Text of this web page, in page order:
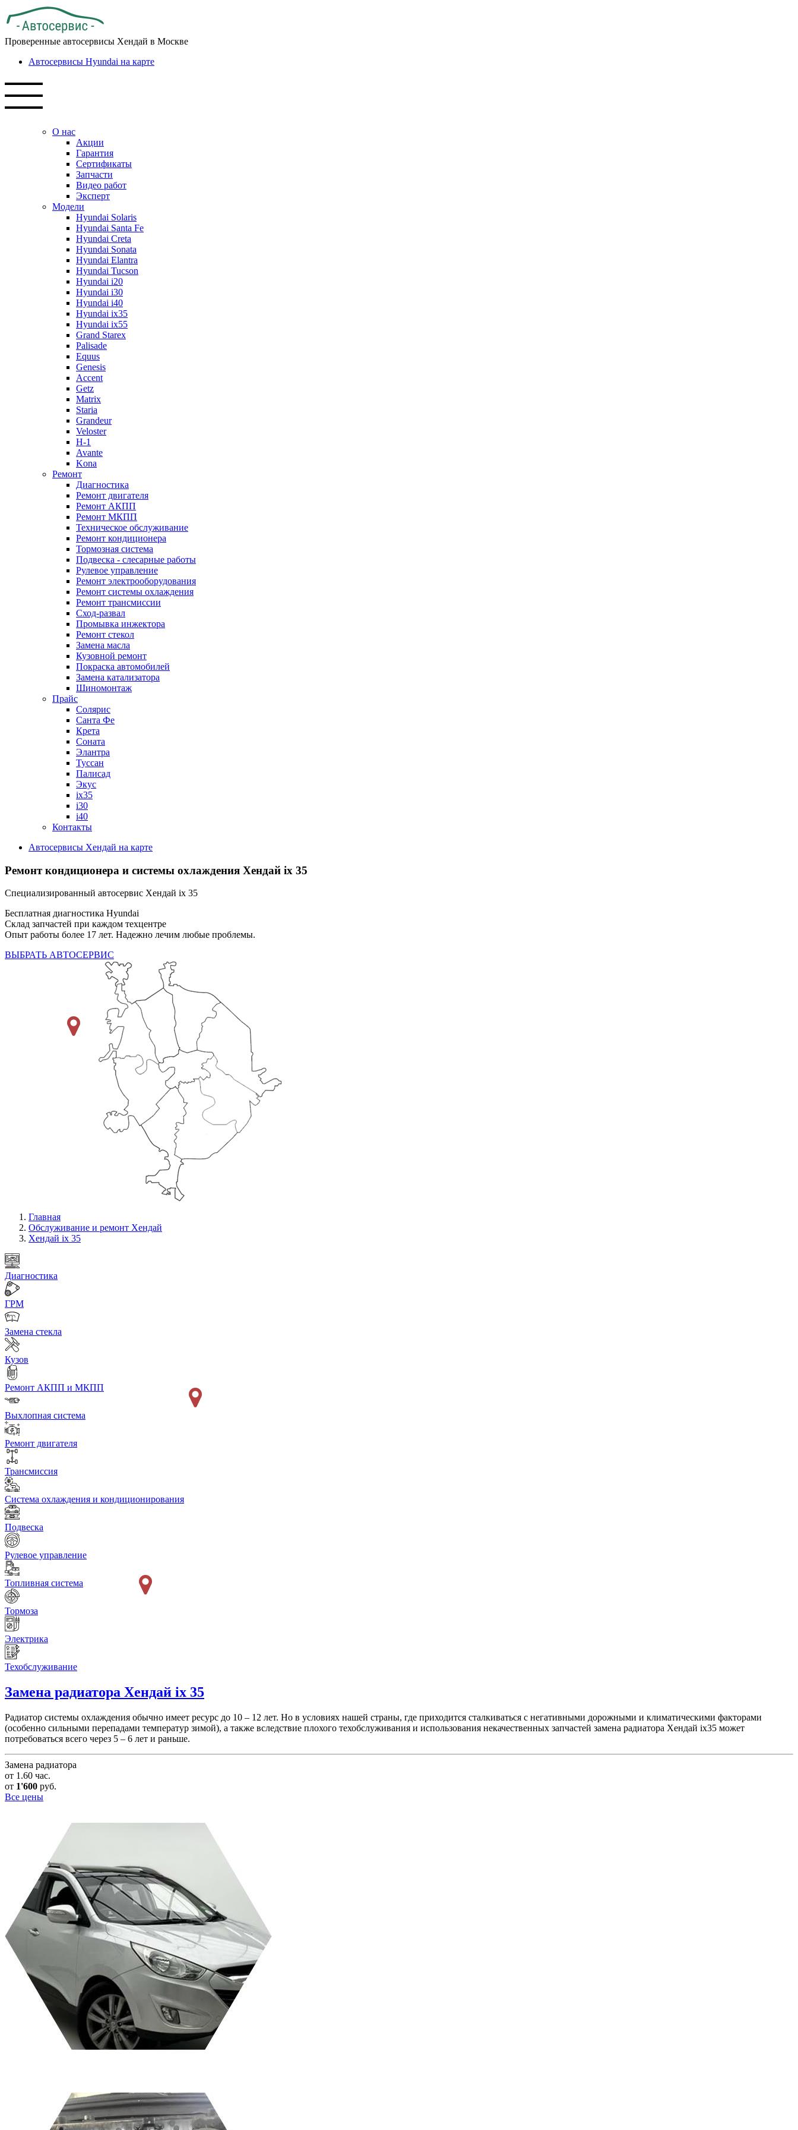
Проверенные автосервисы Хендай в Москве
Автосервисы Hyundai на карте
О нас
Акции
Гарантия
Сертификаты
Запчасти
Видео работ
Эксперт
Модели
Hyundai Solaris
Hyundai Santa Fe
Hyundai Creta
Hyundai Sonata
Hyundai Elantra
Hyundai Tucson
Hyundai i20
Hyundai i30
Hyundai i40
Hyundai ix35
Hyundai ix55
Grand Starex
Palisade
Equus
Genesis
Accent
Getz
Matrix
Staria
Grandeur
Veloster
H-1
Avante
Kona
Ремонт
Диагностика
Ремонт двигателя
Ремонт АКПП
Ремонт МКПП
Техническое обслуживание
Ремонт кондиционера
Тормозная система
Подвеска - слесарные работы
Рулевое управление
Ремонт электрооборудования
Ремонт системы охлаждения
Ремонт трансмиссии
Сход-развал
Промывка инжектора
Ремонт стекол
Замена масла
Кузовной ремонт
Покраска автомобилей
Замена катализатора
Шиномонтаж
Прайс
Солярис
Санта Фе
Крета
Соната
Элантра
Туссан
Палисад
Экус
ix35
i30
i40
Контакты
Автосервисы Хендай на карте
Ремонт кондиционера и системы охлаждения Хендай ix 35
Специализированный автосервис Хендай ix 35
Бесплатная диагностика Hyundai
Склад запчастей при каждом техцентре
Опыт работы более 17 лет. Надежно лечим любые проблемы.
ВЫБРАТЬ АВТОСЕРВИС
Главная
Обслуживание и ремонт Хендай
Хендай ix 35
Диагностика
ГРМ
Замена стекла
Кузов
Ремонт АКПП и МКПП
Выхлопная система
Ремонт двигателя
Трансмиссия
Система охлаждения и кондиционирования
Подвеска
Рулевое управление
Топливная система
Тормоза
Электрика
Техобслуживание
Замена радиатора Хендай ix 35
Радиатор системы охлаждения обычно имеет ресурс до 10 – 12 лет. Но в условиях нашей страны, где приходится сталкиваться с негативными дорожными и климатическими факторами
(особенно сильными перепадами температур зимой), а также вследствие плохого техобслуживания и использования некачественных запчастей замена радиатора Хендай ix35 может
потребоваться всего через 5 – 6 лет и раньше.
Замена радиатора
от 1.60 час.
от 1'600 руб.
Все цены